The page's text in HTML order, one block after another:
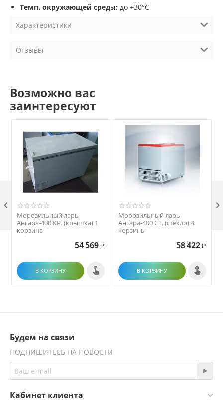
Темп. окружающей среды: до +30°С
Характеристики
Отзывы
Возможно вас
заинтересуют
Морозильный ларь
Ангара-400 КР. (крышка) 1
корзина
54 569 Р
В КОРЗИНУ
Морозильный ларь
Ангара-400 СТ. (стекло) 4
корзины
58 422 Р
В КОРЗИНУ
 
Будем на связи
ПОДПИШИТЕСЬ НА НОВОСТИ
Кабинет клиента